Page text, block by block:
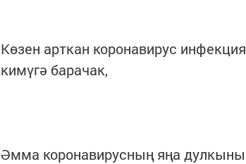
Көзен арткан коронавирус
кимүгә барачак,
Әмма коронавирусның яңа дулкыны